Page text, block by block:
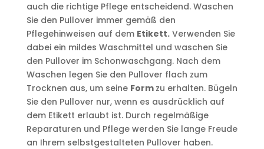
auch die richtige Pflege entscheidend. Waschen
Sie den Pullover immer gemäß den
Pflegehinweisen auf dem Etikett.Verwenden Sie
dabei ein mildes Waschmittel und waschen Sie
den Pullover im Schonwaschgang. Nach dem
Waschen legen Sie den Pullover flach zum
Trocknen aus, um seine Form zu erhalten. Bügeln
Sie den Pullover nur, wenn es ausdrücklich auf
dem Etikett erlaubt ist. Durch regelmäßige
Reparaturen und Pflege werden Sie lange Freude
an Ihrem selbstgestalteten Pullover haben.